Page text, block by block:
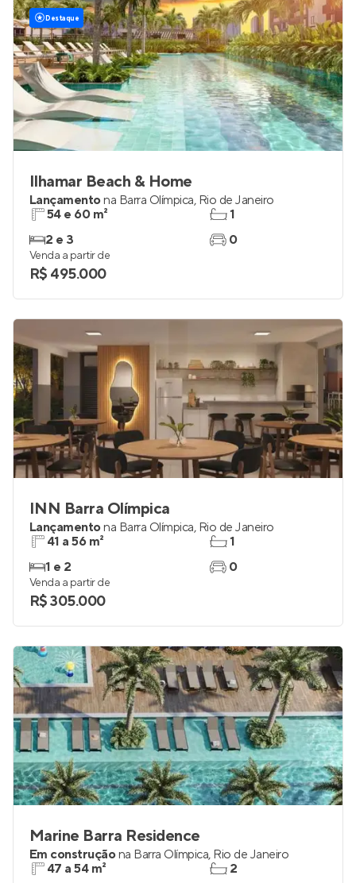
Destaque
Ilhamar Beach & Home
Lançamentona Barra Olímpica, Rio de Janeiro
54 e 60 m²
2 e 3
1
0
Venda a partir de
R$ 495.000
INN Barra Olímpica
Lançamentona Barra Olímpica, Rio de Janeiro
41 a 56 m²
1 e 2
1
0
Venda a partir de
R$ 305.000
Marine Barra Residence
Em construçãona Barra Olímpica, Rio de Janeiro
47 a 54 m²
2